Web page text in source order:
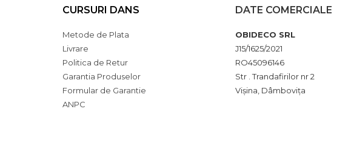
CURSURI DANS
Metode de Plata
Livrare
Politica de Retur
Garantia Produselor
Formular de Garantie
ANPC
DATE COMERCIALE
OBIDECO SRL
J15/1625/2021
RO45096146
Str . Trandafirilor nr 2
Vișina, Dâmbovița